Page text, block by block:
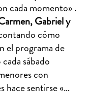
cada momento» .
Gabriel y
cómo
el programa de
sábado
con
hace sentirse «…